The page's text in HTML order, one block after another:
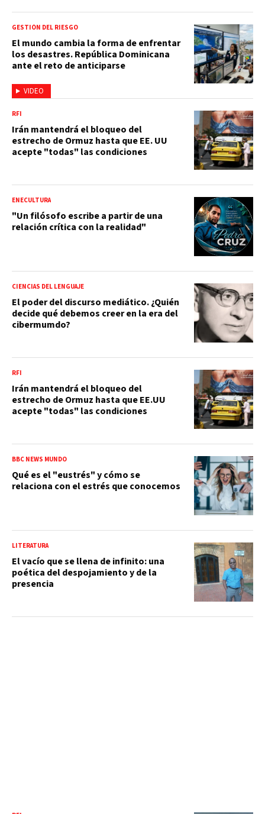
VIDEO
GESTIÓN DEL RIESGO
El mundo cambia la forma de enfrentar
los desastres. República Dominicana
ante el reto de anticiparse
RFI
Irán mantendrá el bloqueo del
estrecho de Ormuz hasta que EE. UU
acepte "todas" las condiciones
ENECULTURA
"Un filósofo escribe a partir de una
relación crítica con la realidad"
CIENCIAS DEL LENGUAJE
El poder del discurso mediático. ¿Quién
decide qué debemos creer en la era del
cibermumdo?
RFI
Irán mantendrá el bloqueo del
estrecho de Ormuz hasta que EE.UU
acepte "todas" las condiciones
BBC NEWS MUNDO
Qué es el "eustrés" y cómo se
relaciona con el estrés que conocemos
LITERATURA
El vacío que se llena de infinito: una
poética del despojamiento y de la
presencia